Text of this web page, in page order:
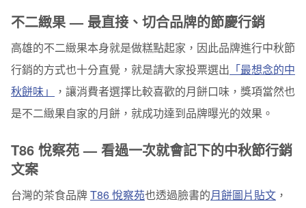
不二緻果 — 最直接、切合品牌的節慶行銷
高雄的不二緻果本身就是做糕點起家，因此品牌進行中秋節
行銷的方式也十分直覺，就是請大家投票選出 「最想念的中
秋餅味」
，讓消費者選擇比較喜歡的月餅口味，獎項當然也
是不二緻果自家的月餅，就成功達到品牌曝光的效果。
T86 悅察苑 — 看過一次就會記下的中秋節行銷
文案
台灣的茶食品牌T86 悅察苑也透過臉書的月餅圖片貼文 ，